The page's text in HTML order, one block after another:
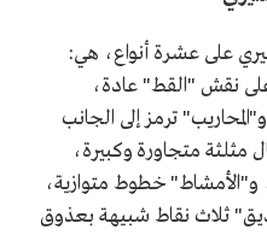
على عشرة أنواع، هي:
أعلى نقش "القط" عادة،
ترمز إلى الجانب
مثلثة متجاورة وكبيرة،
خطوط متوازية،
ثلاث نقاط شبيهة بعذوق